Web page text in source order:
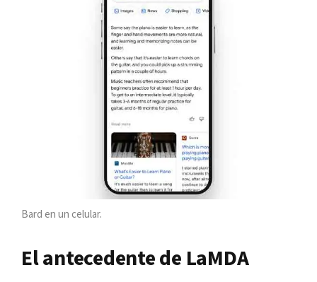
Bard en un celular.
El antecedente de LaMDA